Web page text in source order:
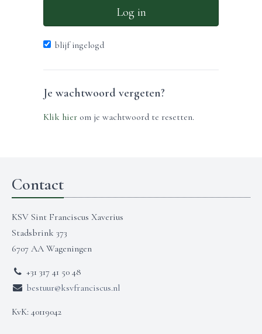
Log in
blijf ingelogd
Je wachtwoord vergeten?
Klik hier om je wachtwoord te resetten.
Contact
KSV Sint Franciscus Xaverius
Stadsbrink 373
6707 AA Wageningen
+31 317 41 50 48
bestuur@ksvfranciscus.nl
KvK: 40119042